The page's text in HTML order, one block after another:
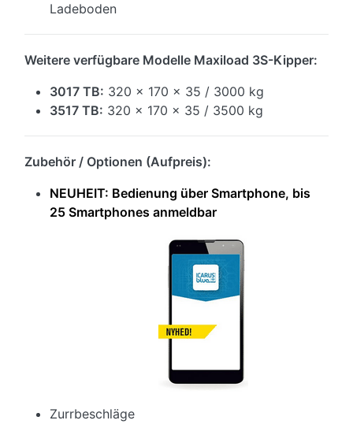
Ladeboden
Weitere verfügbare Modelle Maxiload 3S-Kipper:
3017 TB: 320 x 170 x 35 / 3000 kg
3517 TB: 320 x 170 x 35 / 3500 kg
Zubehör / Optionen (Aufpreis):
NEUHEIT: Bedienung über Smartphone, bis
25 Smartphones anmeldbar
Zurrbeschläge